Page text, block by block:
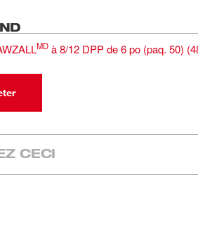
MDà 8/12 DPP de 6 po (paq. 50) (
CECI